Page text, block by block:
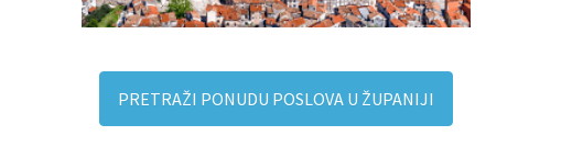
PRETRAŽI PONUDU POSLOVA U ŽUPANIJI